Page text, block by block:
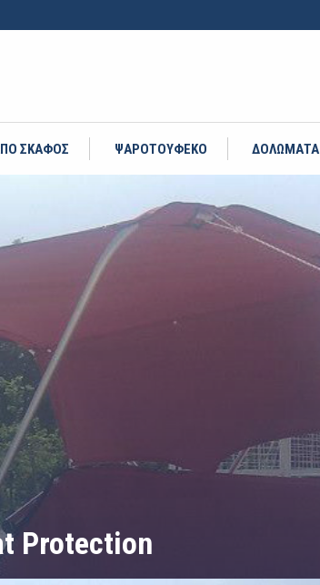
ΣΚΑΦΟΣ ΨΑΡΟΤΟΥΦΕΚΟ ΔΟΛΩΜΑΤΑ
Protection